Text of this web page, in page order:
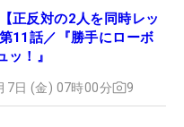
正反対の2人を同時レッ
11話／『勝手にローボ
ッ！』
7日 (金) 07時00分 9